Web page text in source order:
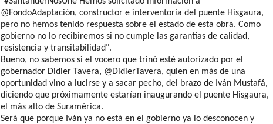
@FondoAdaptación, constructor e interventoría del puente Hisgaura,
pero no hemos tenido respuesta sobre el estado de esta obra. Como
gobierno no lo recibiremos si no cumple las garantías de calidad,
resistencia y transitabilidad".
Bueno, no sabemos si el vocero que trinó esté autorizado por el
gobernador Didier Tavera, @DidierTavera, quien en más de una
oportunidad vino a lucirse y a sacar pecho, del brazo de Iván Mustafá,
diciendo que próximamente estarían inaugurando el puente Hisgaura,
el más alto de Suramérica.
Será que porque Iván ya no está en el gobierno ya lo desconocen y